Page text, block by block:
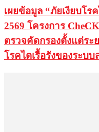
เผยข้อมูล “ภัยเงียบโร
2569 โครงการ
ตรวจคัดกรองตั้งแต่ร
โรคไตเรื้อรังของระบ